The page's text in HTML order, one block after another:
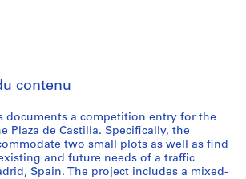
contenu
documents a competition entry for the
Plaza de Castilla. Specifically, the
two small plots as well as find
and future needs of a traffic
Spain. The project includes a mixed-